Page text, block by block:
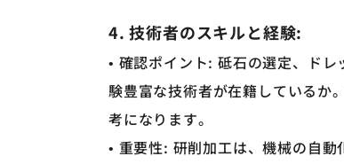
4. 技術者のスキルと経験:
• 確認ポイント: 砥石の選定、ド
験豊富な技術者が在籍しているか
考になります。
• 重要性: 研削加工は、機械の自